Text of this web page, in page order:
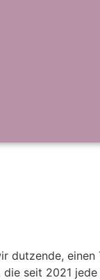
dutzende,
seit 2021